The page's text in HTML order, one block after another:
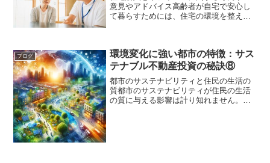
意見やアドバイス高齢者が自宅で安心し
て暮らすためには、住宅の環境を整える
介護の面から考える住宅購...
ブログ
環境変化に強い都市の特徴：サス
テナブル不動産投資の秘訣⑧
都市のサステナビリティと住民の生活の
質都市のサステナビリティが住民の生活
の質に与える影響は計り知れません。こ